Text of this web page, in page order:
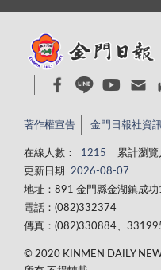
著作權宣告 金門日報社資
在線人數： 1215 累計瀏覽
更新日期
2026-08-07
地址：891 金門縣金湖鎮成功
電話：(082)332374
傳真：(082)330884、
© 2020 KINMEN DAILY